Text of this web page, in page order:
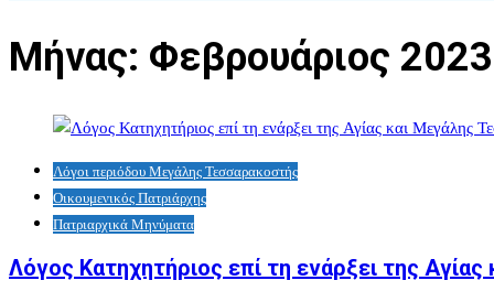
Μήνας: Φεβρουάριος 2023
Λόγοι περιόδου Μεγάλης Τεσσαρακοστής
Οικουμενικός Πατριάρχης
Πατριαρχικά Μηνύματα
Λόγος Κατηχητήριος επί τη ενάρξει της